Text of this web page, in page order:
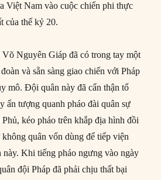
Việt Nam vào cuộc chiến phi thực
của thế kỷ 20.
Nguyên Giáp đã có trong tay một
và sẵn sàng giao chiến với Pháp
mô. Đội quân này đã cẩn thận tổ
ấn tượng quanh pháo đài quân sự
kéo pháo trên khắp địa hình đồi
quân vốn dùng để tiếp viện
này. Khi tiếng pháo ngưng vào ngày
đội Pháp đã phải chịu thất bại